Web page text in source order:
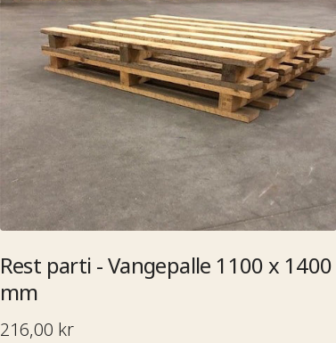
Rest parti - Vangepalle 1100 x 1400
mm​​​​‌ ‍ ​‍​‍‌‍ ‌ ​‍‌‍‍‌‌‍‌ ‌‍‍‌‌‍ ‍​‍​‍​ ‍‍​‍​‍‌ ​ ‌‍​‌‌‍ ‍‌‍‍‌‌ ‌​‌ ‍‌​‍ ‍‌‍‍‌‌‍ ​‍​‍​‍ ​​‍​‍‌‍‍​‌ ​‍‌‍‌‌‌‍‌‍​‍​‍​ ‍‍​‍​‍‌ ​ ‌ ‌‌‌ ​​‌‍‌‌‌ ​‍​‍ ‌‌‍ ​‌‍ ‌‍‌ ‌‍‍‌‌‍ ‍​‍ ‌‍‍‌‌‍ ‍‌ ‌​‌‍‌‌‌‍ ‍‌ ‌​​‍ ‌‍‌‌‌‍‌​‌‍‍‌‌ ‌​​‍ ‌‍ ‌‌‍ ‌‍‌​‌‍‌‌​ ‌‌ ​​‌ ​‍‌‍‌‌‌ ​ ‌‍‌‌‌‍ ‍‌ ‌​‌‍​‌‌ ‌​‌‍‍‌‌‍ ‌‍ ‍​ ‍ ‌‍‍‌‌‍‌​​ ‌‌ ​ ‌‍‍​‌‍ ‌ ​​‌‍‍‌‌‍‌‍‌ ‍‌‌‌​​‌ ​‍‌‍ ‌‍‌​‌ ‌‌‌‍​ ‌ ‌​​‍ ‌​ ‌‍​ ‍‌​ ‌‍​ ​ ​ ​ ​ ​​​ ‍‌​ ‍​​ ‌ ​ ​‌​ ​ ​ ​‌​ ​‌​ ‍ ‌ ‌​‌ ‍‌‌ ​​‌‍‌‌​ ‌‌ ​​‌ ​‍‌‍ ‌‍‌​‌ ‌‌‌‍​ ‌ ‌​​ ‍ ‌ ​​‌‍​‌‌ ‌​‌‍‍​​ ‌‌ ​ ‌ ‌​‌‍ ‌ ​‍‌‍‌‌​‍ ‍‌ ‌​‌‍‍‌‌ ‌​‌‍ ​‌‍‌‌​ ‌‍​‍‌‍​‌‌ ​ ‌‍‌‌‌‌‌‌‌ ​‍‌‍ ​​ ‌‌ ​ ‌ ‌‌‌ ​​‌‍‌‌‌ ​‍​‍ ‌‌‍ ​‌‍ ‌‍‌ ‌‍‍‌‌‍ ‍​‍‌‍‌‍‍‌‌‍‌​​ ‌‌ ​ ‌‍‍​‌‍ ‌ ​​‌‍‍‌‌‍‌‍‌ ‍‌‌‌​​‌ ​‍‌‍ ‌‍‌​‌ ‌‌‌‍​ ‌ ‌​​‍ ‌​ ‌‍​ ‍‌​ ‌‍​ ​ ​ ​ ​ ​​​ ‍‌​ ‍​​ ‌ ​ ​‌​ ​ ​ ​‌​ ​‌​‍‌‍‌ ‌​‌ ‍‌‌ ​​‌‍‌‌​ ‌‌ ​​‌ ​‍‌‍ ‌‍‌​‌ ‌‌‌‍​ ‌ ‌​​‍‌‍‌ ​​‌‍​‌‌ ‌​‌‍‍​​ ‌‌ ​ ‌ ‌​‌‍ ‌ ​‍‌‍‌‌​‍ ‍‌ ‌​‌‍‍‌‌ ‌​‌‍ ​‌‍‌‌​‍‌‍‌ ​​‌‍‌‌‌ ​‍‌ ​ ‌ ​​‌‍‌‌‌‍​ ‌ ‌​‌‍‍‌‌ ‌‍‌‍‌‌​ ‌‌ ​​‌ ‌‌‌‍​‍‌‍ ​‌‍‍‌‌ ​ ‌‍‍​‌‍‌‌‌‍‌​​‍​‍‌ ‌
216,00 kr